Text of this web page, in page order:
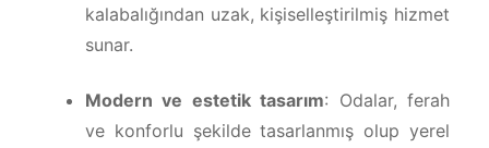
kalabalığından uzak, kişiselleştirilmiş hizmet
sunar.
Modern ve estetik tasarım: Odalar, ferah
ve konforlu şekilde tasarlanmış olup yerel